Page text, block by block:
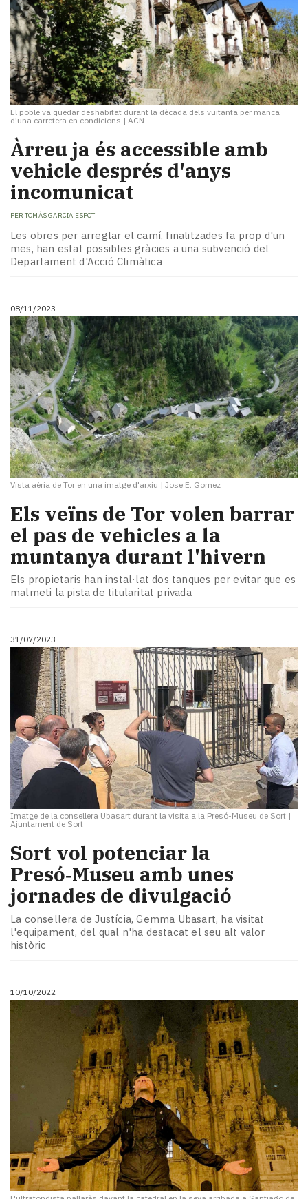
El poble va quedar deshabitat durant la dècada dels vuitanta per manca
d'una carretera en condicions | ACN
Àrreu ja és accessible amb
vehicle després d'anys
incomunicat
PER TOMÀS GARCIA ESPOT
Les obres per arreglar el camí, finalitzades fa prop d'un
mes, han estat possibles gràcies a una subvenció del
Departament d'Acció Climàtica
08/11/2023
Vista aèria de Tor en una imatge d'arxiu | Jose E. Gomez
Els veïns de Tor volen barrar
el pas de vehicles a la
muntanya durant l'hivern
Els propietaris han instal·lat dos tanques per evitar que es
malmeti la pista de titularitat privada
31/07/2023
Imatge de la consellera Ubasart durant la visita a la Presó-Museu de Sort |
Ajuntament de Sort
Sort vol potenciar la
Presó‑Museu amb unes
jornades de divulgació
La consellera de Justícia, Gemma Ubasart, ha visitat
l'equipament, del qual n'ha destacat el seu alt valor
històric
10/10/2022